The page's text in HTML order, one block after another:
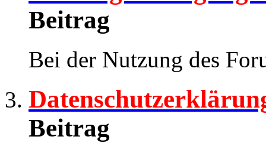
Beitrag
Bei der Nutzung des
Beitrag